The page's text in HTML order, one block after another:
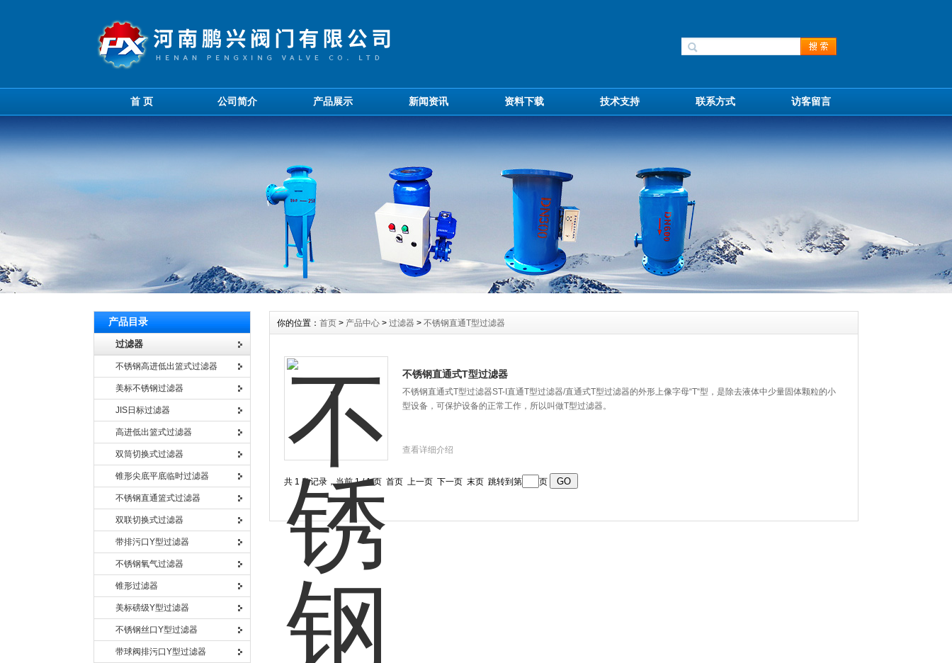
首 页 公司简介 产品展示 新闻资讯 资料下载 技术支持 联系方式 访客留言
产品目录
过滤器
不锈钢高进低出篮式过滤器
美标不锈钢过滤器
JIS日标过滤器
高进低出篮式过滤器
双筒切换式过滤器
锥形尖底平底临时过滤器
不锈钢直通篮式过滤器
双联切换式过滤器
带排污口Y型过滤器
不锈钢氧气过滤器
锥形过滤器
美标磅级Y型过滤器
不锈钢丝口Y型过滤器
带球阀排污口Y型过滤器
你的位置： 首页 > 产品中心 > 过滤器 > 不锈钢直通T型过滤器
不锈钢直通式T型过滤器
不锈钢直通式T型过滤器ST-I直通T型过滤器/直通式T型过滤器的外形上像字母“T“型，是除去液体中少量固体颗粒的小
型设备，可保护设备的正常工作，所以叫做T型过滤器。
查看详细介绍
共 1 条记录，当前 1 / 1 页 首页 上一页 下一页 末页 跳转到第 页